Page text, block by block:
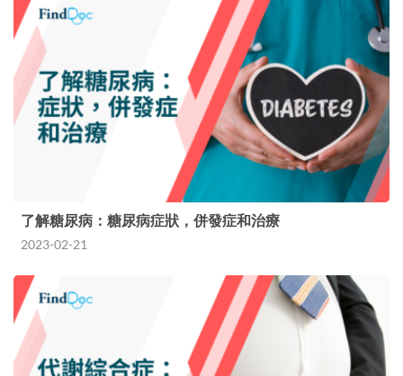
了解糖尿病：糖尿病症狀，併發症和治療
2023-02-21